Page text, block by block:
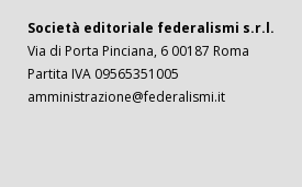
Società editoriale federalismi s.r.l.
Via di Porta Pinciana, 6 00187 Roma
Partita IVA 09565351005
amministrazione@federalismi.it